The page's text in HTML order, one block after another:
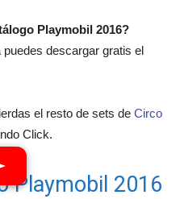
Playmobil 2016?
descargar gratis el
el resto de sets de Circo
Click.
Playmobil 2016